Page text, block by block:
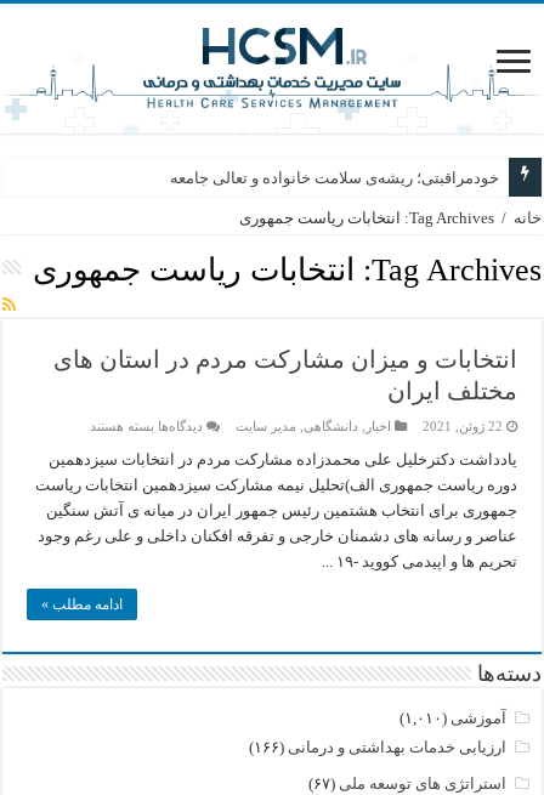
خودمراقبتی؛ ریشه‌ی سلامت خانواده و تعالی جامعه
خانه / Tag Archives: انتخابات ریاست جمهوری
Tag Archives: انتخابات ریاست جمهوری
انتخابات و میزان مشارکت مردم در استان های
مختلف ایران
22 ژوئن, 2021 اخبار دانشگاهی مدیر سایت دیدگاه‌ها برای
و
مشارکت
در
استان
بسته هستند
یادداشت دکترخلیل علی محمدزاده مشارکت مردم در انتخابات سیزدهمین
دوره ریاست جمهوری الف)تحلیل نیمه مشارکت سیزدهمین انتخابات ریاست
جمهوری برای انتخاب هشتمین رئیس جمهور ایران در میانه ی آتش سنگین
عناصر و رسانه های دشمنان خارجی و تفرقه افکنان داخلی و علی رغم وجود
تحریم ها و اپیدمی کووید -۱۹ ...
ادامه مطلب »
دسته‌ها
آموزشی (۱,۰۱۰)
ارزیابی خدمات بهداشتی و درمانی (۱۶۶)
استراتژی های توسعه ملی (۶۷)